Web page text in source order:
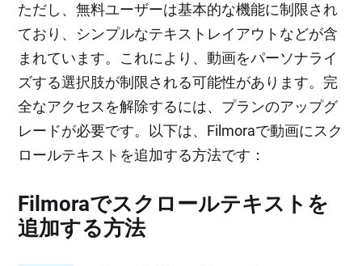
ただし、無料ユーザーは基本的な機能に制限され
ており、シンプルなテキストレイアウトなどが含
まれています。これにより、動画をパーソナライ
ズする選択肢が制限される可能性があります。完
全なアクセスを解除するには、プランのアップグ
レードが必要です。以下は、Filmoraで動画にスク
ロールテキストを追加する方法です：
Filmoraでスクロールテキストを
追加する方法